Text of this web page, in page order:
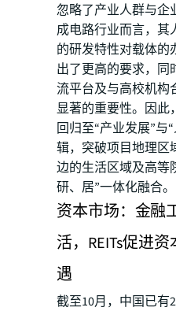
忽略了产业人群与企
成电路行业而言，其
的研发特性对载体的
出了更高的要求，同
流平台及与高校机构
显著的重要性。因此
回归至“产业发展”与
辑，突破项目地理区
边的生活区域及高等
研、居”一体化融合。
资本市场：金融
活，REITs促进
遇
截至10月，中国已有